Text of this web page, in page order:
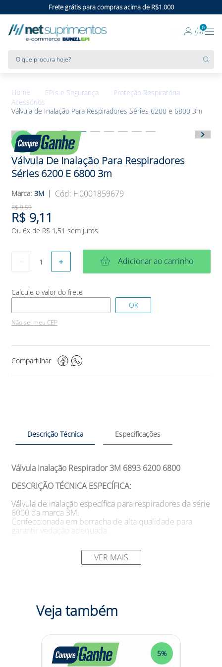
Frete grátis para compras acima de R$1.000
0
EPIs e Segurança
Proteção Respiratória
Acessórios
Válvula de Inalação Para Respiradores Séries 6200 e 6800 3m
5%
OFF
Válvula De Inalação Para Respiradores
Séries 6200 E 6800 3m
3M : H0001859679
R$9,59
R$ 9,11
Ou 6x de R$ 1 ,51 sem juros
＋ Adicionar ao carrinho
Não sei meu CEP
Compartilhar
Descrição Técnica Especificações
Válvula Inalação Respirador 3M 6893 6200 6800
DESCRIÇÃO TÉCNICA ESPECÍFICA:
Válvula de inalação específica para respiradores da série
6000 da marca 3M.
Confeccionada em borracha de alta qualidade para
garantir vedação adequada.
SUGESTÕES DE USO:
A válvula de inalação é um componente essencial para
Recomendada para uso em ambientes onde seja
necessário filtrar partículas e garantir a proteção
respiratória adequada.
6893Marca:3M DO BRASIL LTDA
DESCRIÇÃO:
VER MAIS
Veja também
5%